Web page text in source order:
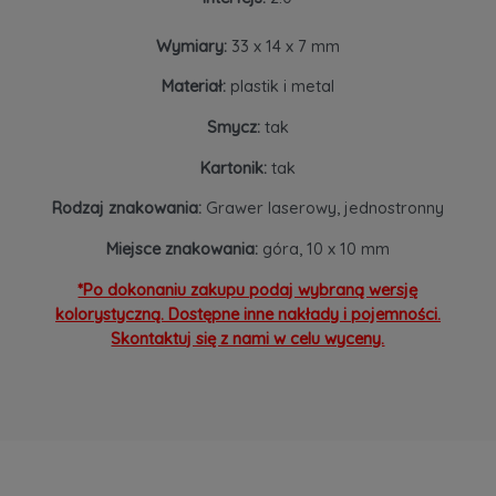
Wymiary:33 x 14 x 7 mm
Materiał:plastik i metal
Smycz:tak
Kartonik:tak
Rodzaj znakowania: Grawer laserowy, jednostronny
Miejsce znakowania:góra, 10 x 10 mm
*Po dokonaniu zakupu podaj wybraną wersję
kolorystyczną. Dostępne inne nakłady i pojemności.
Skontaktuj się z nami w celu wyceny.